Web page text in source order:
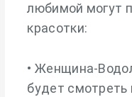
любимой могут
красотки:
• Женщина-
будет